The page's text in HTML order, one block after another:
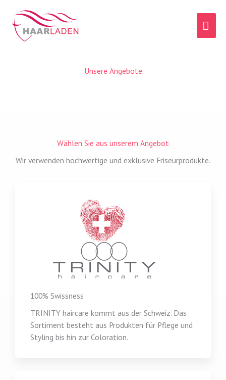
Inhalt
springen
Unsere Angebote
Wählen Sie aus unserem Angebot
Wir verwenden hochwertige und exklusive Friseurprodukte.
100% Swissness
TRINITY haircare kommt aus der Schweiz. Das
Sortiment besteht aus Produkten für Pflege und
Styling bis hin zur Coloration.